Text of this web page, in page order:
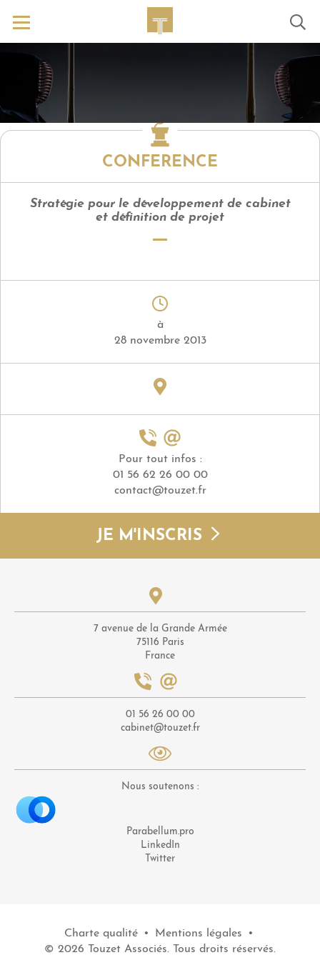
CONFERENCE
Stratégie pour le développement de cabinet
et définition de projet
à
28 novembre 2013
Pour tout infos :
01 56 62 26 00 00
contact@touzet.fr
JE M'INSCRIS
7 avenue de la Grande Armée
75116 Paris
France
01 56 26 00 00
cabinet@touzet.fr
Nous soutenons :
Parabellum.pro
LinkedIn
Twitter
Charte qualité • Mentions légales
•
© 2026 Touzet Associés. Tous droits réservés.